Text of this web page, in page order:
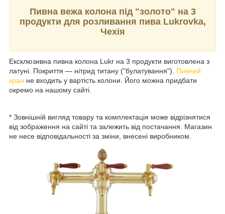
Пивна вежа колона під "золото" на 3
продукти для розливання пива Lukrovka,
Чехія
Ексклюзивна пивна колона Lukr на 3 продукти виготовлена з
латуні. Покриття — нітрид титану ("булатування"). Пивний
кран не входить у вартість колони. Його можна придбати
окремо на нашому сайті.
* Зовнішній вигляд товару та комплектація може відрізнятися
від зображення на сайті та залежить від постачання. Магазин
не несе відповідальності за зміни, внесені виробником.